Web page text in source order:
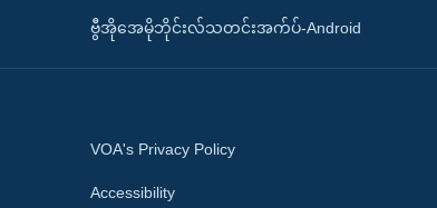
ဗွီအိုအေမိုဘိုင်းလ်သတင်းအက်ပ်-Android
VOA's Privacy Policy
Accessibility